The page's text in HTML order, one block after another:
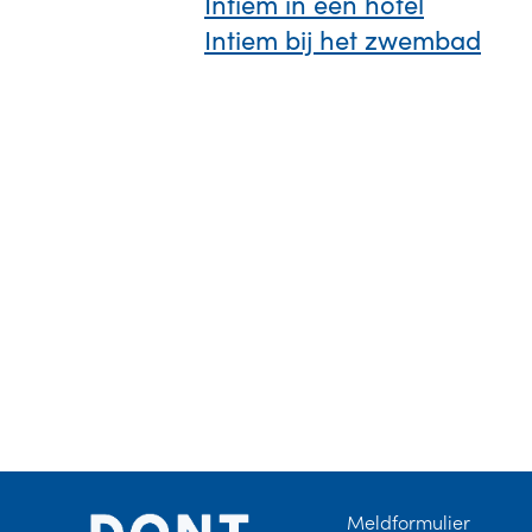
Intiem bij het zwembad
Partner Meldformulier